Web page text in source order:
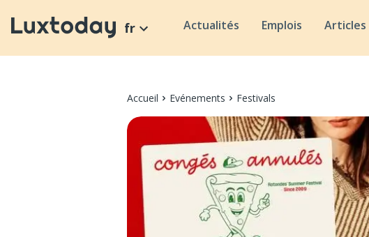
fr Actualités Emplois Articles
Accueil Evénements Festivals